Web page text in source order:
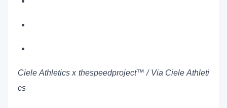
Ciele Athletics x thespeedproject™️ / Via Ciele Athleti
cs